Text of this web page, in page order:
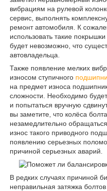
вибрациям на рулевой
сервис, выполнять
ремонт автомобиля. К
использовать такие
будет невозможно, что
автовладельца.
Также появление мелких
износом ступичного
на предмет износа
сложности. Необходимо
и попытаться вручную
вы заметите, что колёса
незамедлительно
износ такого приводного
появлению серьезных
причиной серьезных аварий.
В редких случаях причиной
неправильная затяжка